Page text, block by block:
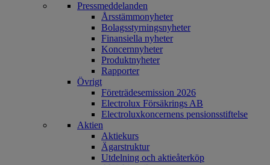
Pressmeddelanden
Årsstämmonyheter
Bolagsstyrningsnyheter
Finansiella nyheter
Koncernnyheter
Produktnyheter
Rapporter
Övrigt
Företrädesemission 2026
Electrolux Försäkrings AB
Electroluxkoncernens pensionsstiftelse
Aktien
Aktiekurs
Ägarstruktur
Utdelning och aktieåterköp